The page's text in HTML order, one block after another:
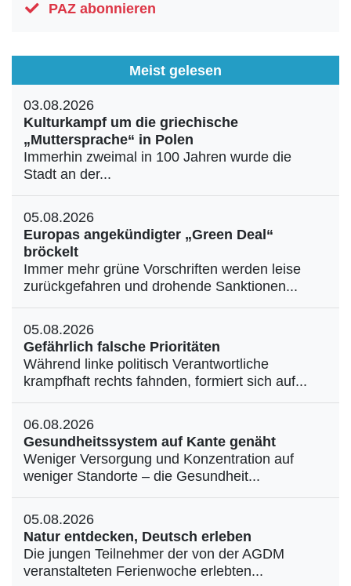
PAZ abonnieren
Meist gelesen
03.08.2026
Kulturkampf um die griechische
„Muttersprache“ in Polen
Immerhin zweimal in 100 Jahren wurde die
Stadt an der...
05.08.2026
Europas angekündigter „Green Deal“
bröckelt
Immer mehr grüne Vorschriften werden leise
zurückgefahren und drohende Sanktionen...
05.08.2026
Gefährlich falsche Prioritäten
Während linke politisch Verantwortliche
krampfhaft rechts fahnden, formiert sich auf...
06.08.2026
Gesundheitssystem auf Kante genäht
Weniger Versorgung und Konzentration auf
weniger Standorte – die Gesundheit...
05.08.2026
Natur entdecken, Deutsch erleben
Die jungen Teilnehmer der von der AGDM
veranstalteten Ferienwoche erlebten...